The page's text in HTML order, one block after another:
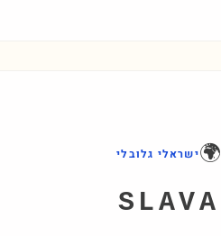
🌍ישראלי גלובלי
SLAVA